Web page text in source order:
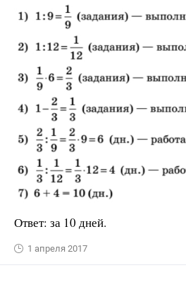
Ответ: за 10 дней.
1 апреля 2017